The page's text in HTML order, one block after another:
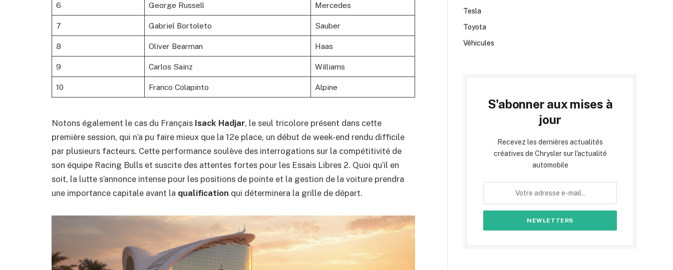
6 George Russell Mercedes
7 Gabriel Bortoleto Sauber
8 Oliver Bearman Haas
9 Carlos Sainz Williams
10 Franco Colapinto Alpine
Notons également le cas du Français Isack Hadjar, le seul tricolore présent dans cette
première session, qui n’a pu faire mieux que la 12e place, un début de week-end rendu difficile
par plusieurs facteurs. Cette performance soulève des interrogations sur la compétitivité de
son équipe Racing Bulls et suscite des attentes fortes pour les Essais Libres 2. Quoi qu’il en
soit, la lutte s’annonce intense pour les positions de pointe et la gestion de la voiture prendra
une importance capitale avant la qualification qui déterminera la grille de départ.
Tesla
Toyota
Véhicules
S'abonner aux mises à
jour
Recevez les dernières actualités
créatives de Chrysler sur l'actualité
automobile